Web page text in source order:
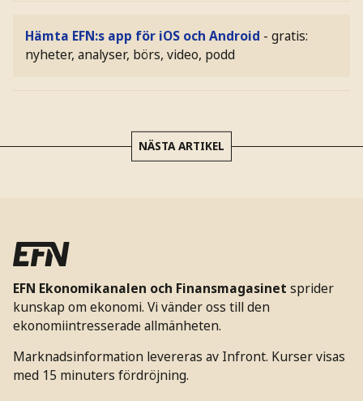
Hämta EFN:s app för iOS och Android - gratis:
nyheter, analyser, börs, video, podd
NÄSTA ARTIKEL
EFN Ekonomikanalen och Finansmagasinet sprider
kunskap om ekonomi. Vi vänder oss till den
ekonomiintresserade allmänheten.
Marknadsinformation levereras av Infront. Kurser visas
med 15 minuters fördröjning.